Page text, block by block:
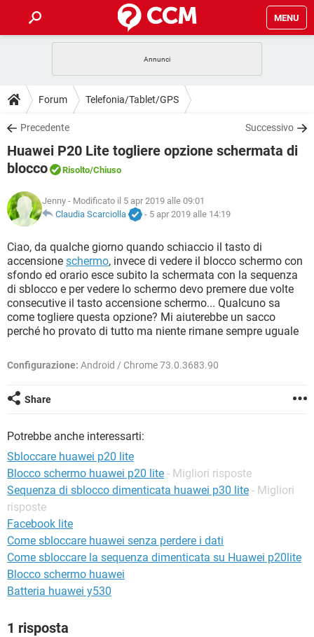
MENU
INTRATTENIMENTO ANDROID
iOS
INSTAGRAM WHATSAPP
TIKTOK
HARDWARE
GUIDE
COVID-19 GAMING
iOS
TIKTOK FACEBOOK
DOWNLOAD
COVID-19 GAMING
INTRATTENIMENTO
iOS WINDOWS 10
INSTAGRAM
TIKTOK FACEBOOK
HARDWARE
FORUM
INTRATTENIMENTO ANDROID
INSTAGRAM WHATSAPP
TIKTOK FACEBOOK
HARDWARE
GLOSSARIO
COVID-19
INTRATTENIMENTO ANDROID
iOS WINDOWS 10
INSTAGRAM WHATSAPP
TIKTOK FACEBOOK
Forum Telefonia/Tablet/GPS
Precedente Successivo
Huawei P20 Lite togliere opzione schermata di
blocco
Risolto/Chiuso
Jenny - Modificato il 5 apr 2019 alle 09:01
Claudia Scarciolla
- 5 apr 2019 alle 14:19
Ciao, da qualche giorno quando schiaccio il tasto di
accensione schermo, invece di vedere il blocco schermo con
sfondo ed orario esce subito la schermata con la sequenza
di sblocco e per vedere lo schermo devo premere due volte
consecutive il tasto accensione schermo... Qualcuno sa
come togliere questa opzione? Mi aiuterebbe un sacco
perché ho provato di tutto ma niente rimane sempre uguale
Configurazione: Android / Chrome 73.0.3683.90
Share
Potrebbe anche interessarti:
Sbloccare huawei p20 lite
Blocco schermo huawei p20 lite - Migliori risposte
Sequenza di sblocco dimenticata huawei p30 lite - Migliori
risposte
Facebook lite
Come sbloccare huawei senza perdere i dati
Come sbloccare la sequenza dimenticata su Huawei p20lite
Blocco schermo huawei
Batteria huawei y530
1 risposta